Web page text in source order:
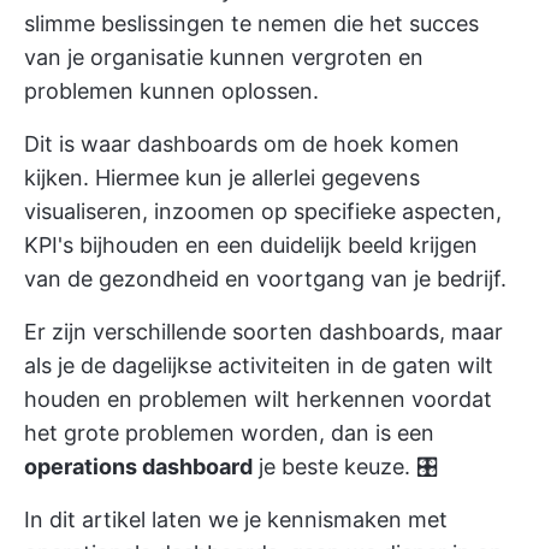
slimme beslissingen te nemen die het succes
van je organisatie kunnen vergroten en
problemen kunnen oplossen.
Dit is waar dashboards om de hoek komen
kijken. Hiermee kun je allerlei gegevens
visualiseren, inzoomen op specifieke aspecten,
KPI's bijhouden en een duidelijk beeld krijgen
van de gezondheid en voortgang van je bedrijf.
Er zijn verschillende soorten dashboards, maar
als je de dagelijkse activiteiten in de gaten wilt
houden en problemen wilt herkennen voordat
het grote problemen worden, dan is een
operations dashboard je beste keuze. 🎛️
In dit artikel laten we je kennismaken met